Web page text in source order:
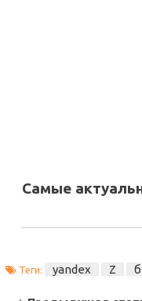
Самые
Теги: yandex Z